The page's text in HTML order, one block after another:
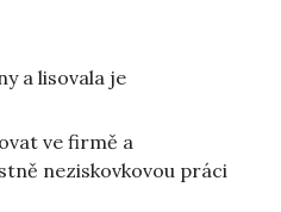
a lisovala je
ve firmě a
neziskovkovou práci